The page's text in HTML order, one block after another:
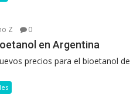
Z 0
en Argentina
precios para el bioetanol de